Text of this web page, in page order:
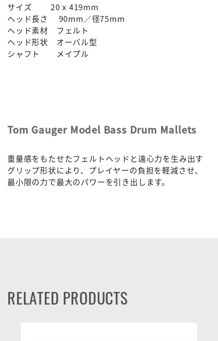
サイズ 20 x 419mm
ヘッド長さ 90mm／径75mm
ヘッド素材 フェルト
ヘッド形状 オーバル型
シャフト メイプル
Tom Gauger Model Bass Drum Mallets
重量感をもたせたフェルトヘッドと遠心力を生み出す
グリップ形状により、プレイヤーの負担を軽減させ、
最小限の力で最大のパワーを引き出します。
RELATED PRODUCTS